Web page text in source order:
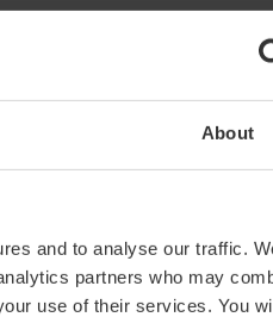
About
and to analyse our traffic.
partners who may
use of their services. You
sábados comidas y cenas.